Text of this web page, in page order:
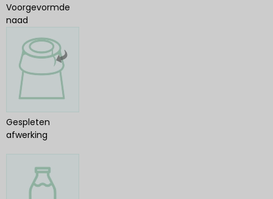
Voorgevormde
naad
Gespleten
afwerking